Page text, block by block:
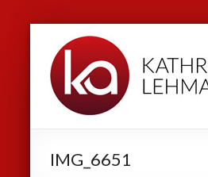
Inhalt
springen
Kathrin
Lehmann
Sport
Business
IMG_6651